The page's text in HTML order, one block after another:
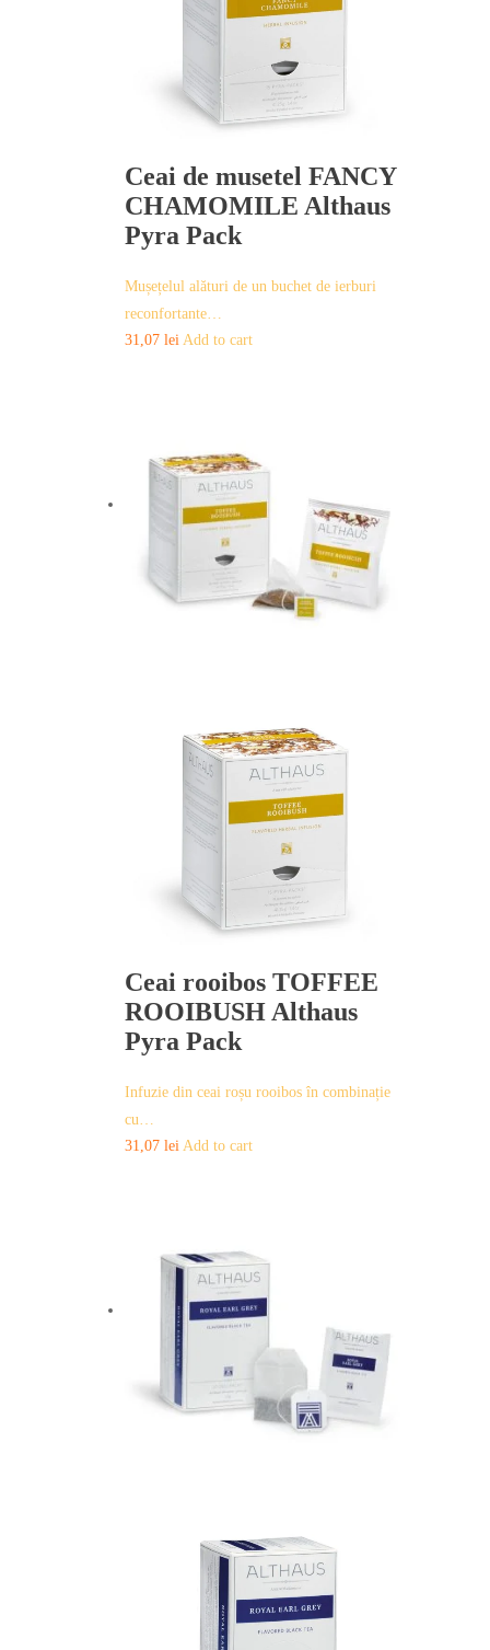
Ceai de musetel FANCY
CHAMOMILE Althaus
Pyra Pack
Mușețelul alături de un buchet de ierburi
reconfortante…
31,07 lei Add to cart
Ceai rooibos TOFFEE
ROOIBUSH Althaus
Pyra Pack
Infuzie din ceai roșu rooibos în combinație
cu…
31,07 lei Add to cart